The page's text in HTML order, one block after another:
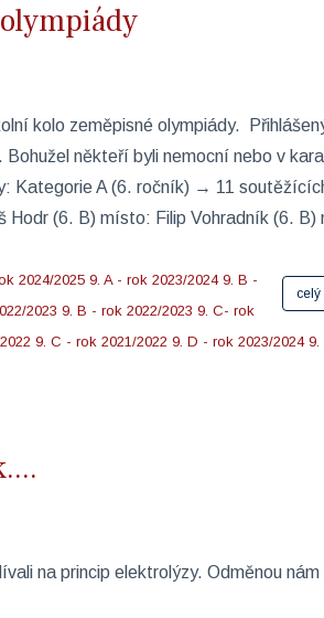
kolo zeměpisné olympiády.
někteří byli nemocní nebo v
Kategorie A (6. ročník) → 11
(6. B) místo: Filip Vohradník (6. B)
celý
2024/2025 9. A - rok 2023/2024 9. B -
2023 9. B - rok 2022/2023 9. C- rok
9. C - rok 2021/2022 9. D - rok 2023/2024 9.
na princip elektrolýzy. Odměnou nám